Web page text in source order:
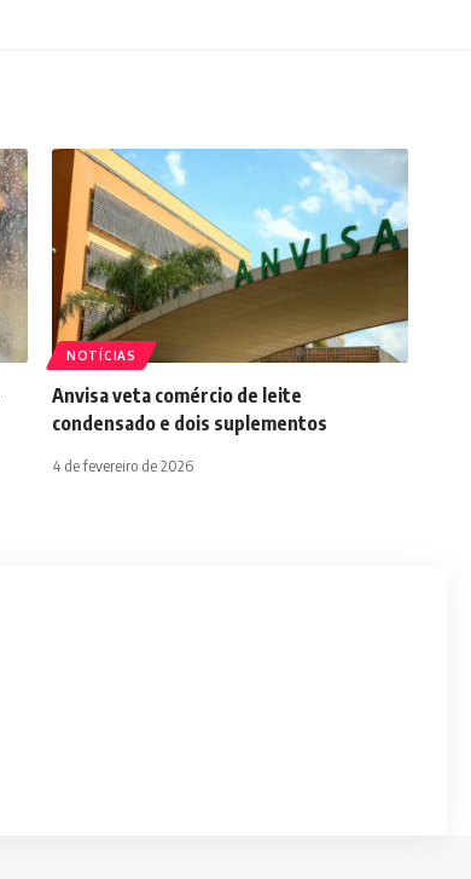
NOTÍCIAS
Anvisa veta comércio de leite
condensado e dois suplementos
4 de fevereiro de 2026